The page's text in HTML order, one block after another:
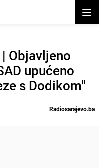
Objavljeno
upućeno
s Dodikom"
Radiosarajevo.ba